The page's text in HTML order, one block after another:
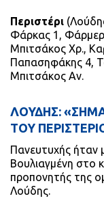
Περιστέρι
Φάρκας 1, Φάρμερ
Μπιτσάκος Χρ.,
Παπασηφάκης 4,
Μπιτσάκος Αν.
ΛΟΥΔΗΣ:
ΤΟΥ
Πανευτυχής ήταν
Βουλιαγμένη στο
προπονητής της
Λούδης.